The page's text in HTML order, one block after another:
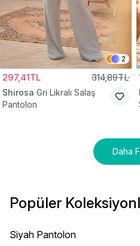
2
297,41TL 314,89TL
Shirosa Gri Likralı Salaş
Pantolon
Daha
Popüler
Siyah Pantolon